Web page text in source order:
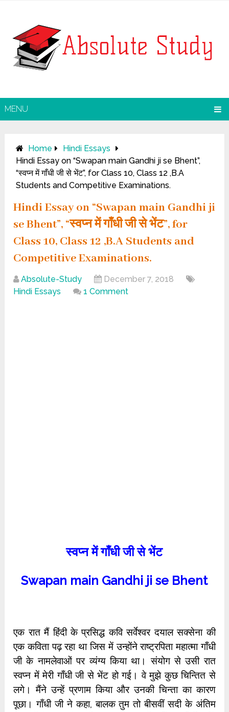
MENU
Home
Hindi Essays
Hindi Essay on “Swapan main Gandhi ji se Bhent”,
“स्वप्न में गाँधी जी से भेंट”, for Class 10, Class 12 ,B.A
Students and Competitive Examinations.
Hindi Essay on “Swapan main Gandhi ji
se Bhent”, “स्वप्न में गाँधी जी से भेंट”, for
Class 10, Class 12 ,B.A Students and
Competitive Examinations.
Absolute-Study
December 7, 2018
Hindi Essays
1 Comment
स्वप्न में गाँधी जी से भेंट
Swapan main Gandhi ji se Bhent
एक रात मैं हिंदी के प्रसिद्ध कवि सर्वेश्वर दयाल सक्सेना की
एक कविता पढ़ रहा था जिस में उन्होंने राष्ट्रपिता महात्मा गाँधी
जी के नामलेवाओं पर व्यंग्य किया था। संयोग से उसी रात
स्वप्न में मेरी गाँधी जी से भेंट हो गई। वे मुझे कुछ चिन्तित से
लगे। मैंने उन्हें प्रणाम किया और उनकी चिन्ता का कारण
पूछा। गाँधी जी ने कहा, बालक तुम तो बीसवीं सदी के अंतिम